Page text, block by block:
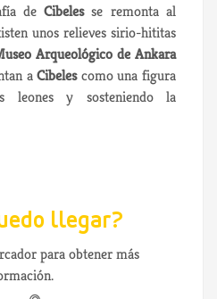
deCibelesse remonta al
unos relieves sirio-hititas
Arqueológico de Ankara
aCibelescomo una figura
leones y sosteniendo la
llegar?
para obtener más